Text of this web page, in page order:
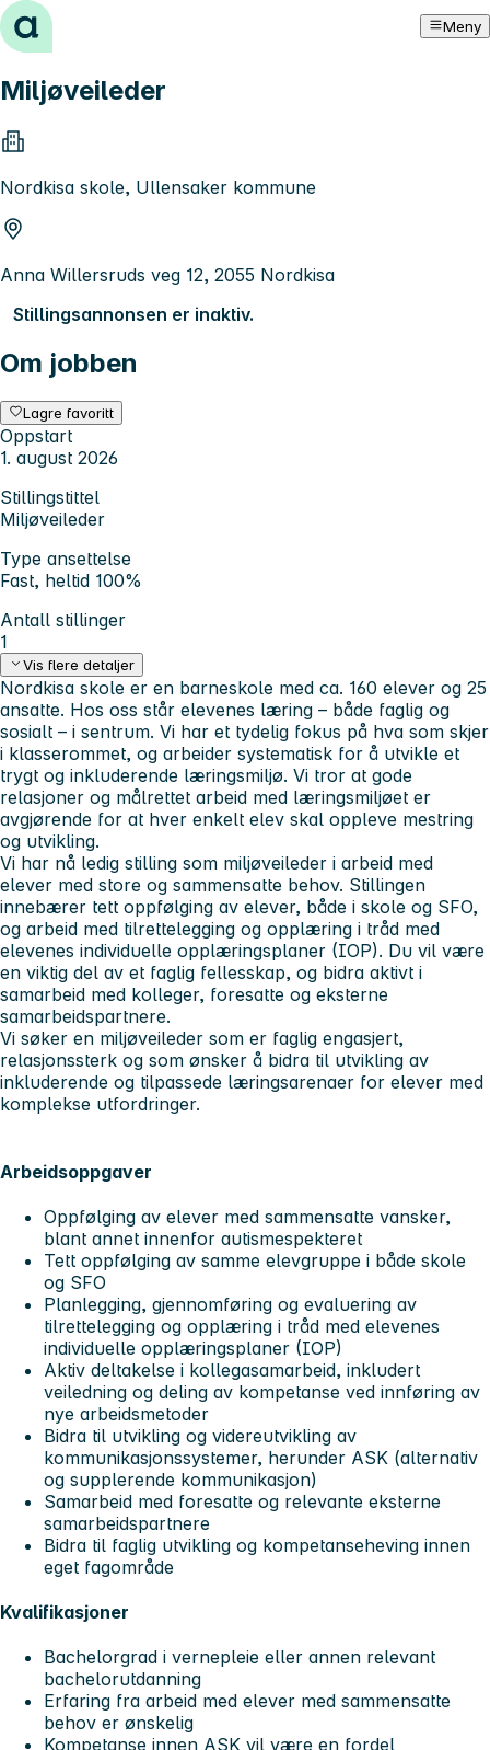
Hopp til innhold Meny
Miljøveileder
Nordkisa skole, Ullensaker kommune
Anna Willersruds veg 12, 2055 Nordkisa
Stillingsannonsen er inaktiv.
Om jobben
Lagre favoritt
Oppstart
1. august 2026
Stillingstittel
Miljøveileder
Type ansettelse
Fast, heltid 100%
Antall stillinger
1
Vis flere detaljer
Nordkisa skole er en barneskole med ca. 160 elever og 25
ansatte. Hos oss står elevenes læring – både faglig og
sosialt – i sentrum. Vi har et tydelig fokus på hva som skjer
i klasserommet, og arbeider systematisk for å utvikle et
trygt og inkluderende læringsmiljø. Vi tror at gode
relasjoner og målrettet arbeid med læringsmiljøet er
avgjørende for at hver enkelt elev skal oppleve mestring
og utvikling.
Vi har nå ledig stilling som miljøveileder i arbeid med
elever med store og sammensatte behov. Stillingen
innebærer tett oppfølging av elever, både i skole og SFO,
og arbeid med tilrettelegging og opplæring i tråd med
elevenes individuelle opplæringsplaner (IOP). Du vil være
en viktig del av et faglig fellesskap, og bidra aktivt i
samarbeid med kolleger, foresatte og eksterne
samarbeidspartnere.
Vi søker en miljøveileder som er faglig engasjert,
relasjonssterk og som ønsker å bidra til utvikling av
inkluderende og tilpassede læringsarenaer for elever med
komplekse utfordringer.
Arbeidsoppgaver
Oppfølging av elever med sammensatte vansker,
blant annet innenfor autismespekteret
Tett oppfølging av samme elevgruppe i både skole
og SFO
Planlegging, gjennomføring og evaluering av
tilrettelegging og opplæring i tråd med elevenes
individuelle opplæringsplaner (IOP)
Aktiv deltakelse i kollegasamarbeid, inkludert
veiledning og deling av kompetanse ved innføring av
nye arbeidsmetoder
Bidra til utvikling og videreutvikling av
kommunikasjonssystemer, herunder ASK (alternativ
og supplerende kommunikasjon)
Samarbeid med foresatte og relevante eksterne
samarbeidspartnere
Bidra til faglig utvikling og kompetanseheving innen
eget fagområde
Kvalifikasjoner
Bachelorgrad i vernepleie eller annen relevant
bachelorutdanning
Erfaring fra arbeid med elever med sammensatte
behov er ønskelig
Kompetanse innen ASK vil være en fordel